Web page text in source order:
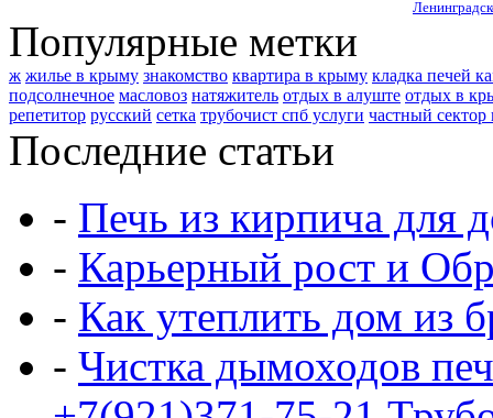
Популярные метки
ж жилье в крыму знакомство квартира в крыму кладка печей
подсолнечное масловоз натяжитель отдых в алуште отдых в
репетитор русский сетка трубочист спб услуги частный
Последние статьи
- Печь из кирпича для
- Карьерный рост и
- Как утеплить дом из
- Чистка дымоходов